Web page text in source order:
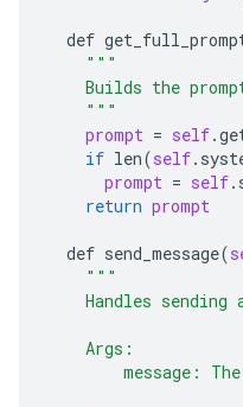
def
"""
Builds the
    """
prompt = self.
if len(self.
prompt = self.
return prompt
def send_message(
"""
Handles sending
    Args:
message: